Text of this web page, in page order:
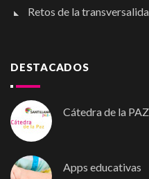
Retos de la
DESTACADOS
Cátedra de la PAZ
Apps educativas